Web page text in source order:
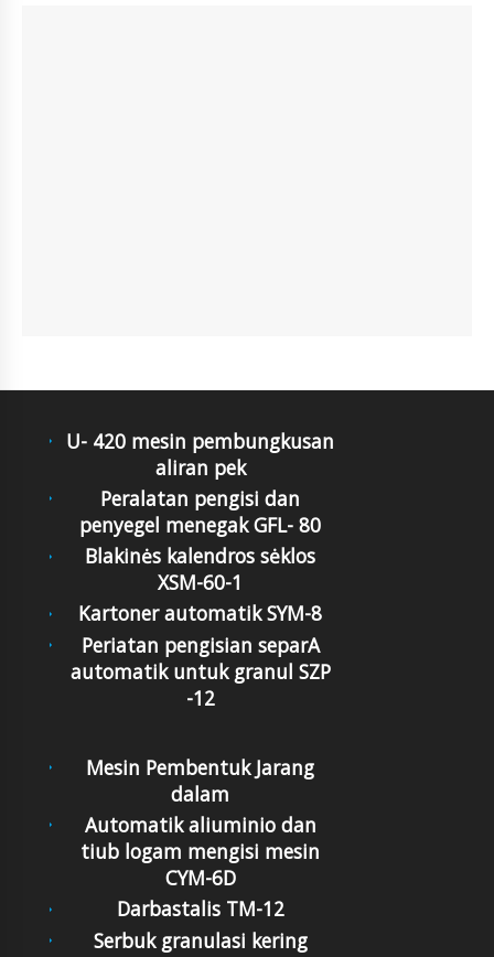
U- 420 mesin pembungkusan
aliran pek
Peralatan pengisi dan
penyegel menegak GFL- 80
Blakinės kalendros sėklos
XSM-60-1
Kartoner automatik SYM-8
Periatan pengisian separA
automatik untuk granul SZP
-12
Mesin Pembentuk Jarang
dalam
Automatik aliuminio dan
tiub logam mengisi mesin
CYM-6D
Darbastalis TM-12
Serbuk granulasi kering